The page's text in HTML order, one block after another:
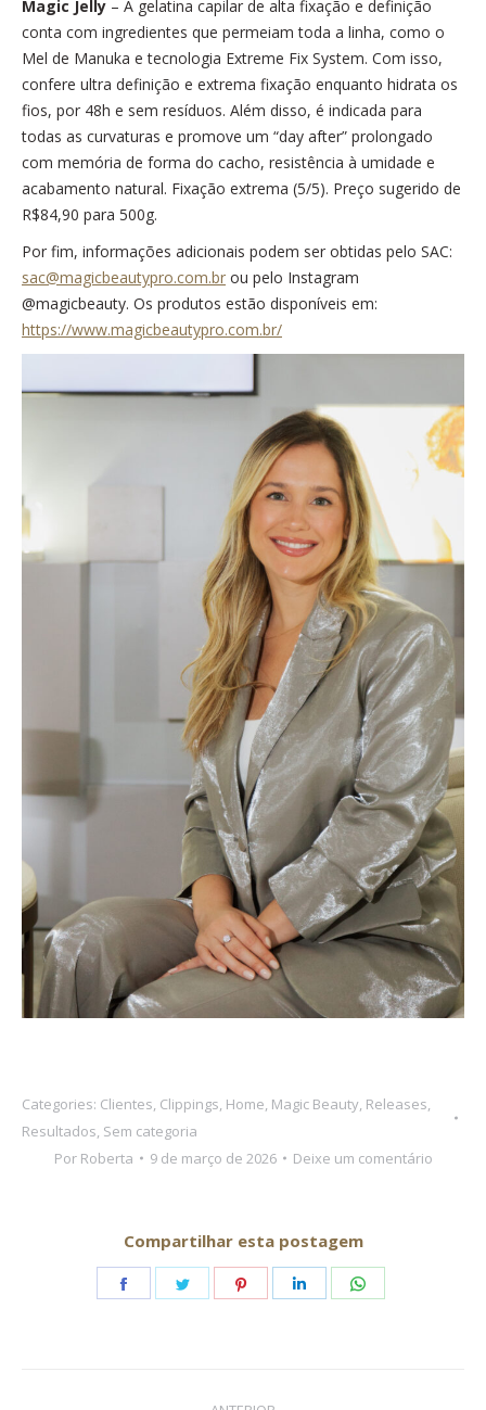
Magic Jelly – A gelatina capilar de alta fixação e definição
conta com ingredientes que permeiam toda a linha, como o
Mel de Manuka e tecnologia Extreme Fix System. Com isso,
confere ultra definição e extrema fixação enquanto hidrata os
fios, por 48h e sem resíduos. Além disso, é indicada para
todas as curvaturas e promove um “day after” prolongado
com memória de forma do cacho, resistência à umidade e
acabamento natural. Fixação extrema (5/5). Preço sugerido de
R$84,90 para 500g.
Por fim, informações adicionais podem ser obtidas pelo SAC:
sac@magicbeautypro.com.br ou pelo Instagram
@magicbeauty. Os produtos estão disponíveis em:
https://www.magicbeautypro.com.br/
Categories: Clientes, Clippings, Home, Magic Beauty, Releases,
Resultados, Sem categoria
Por Roberta 9 de março de 2026 Deixe um comentário
Compartilhar esta postagem
Share
Share
Share
Share